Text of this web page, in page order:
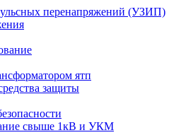
перенапряжений (УЗИП)
ятп
защиты
свыше 1кВ и УКМ